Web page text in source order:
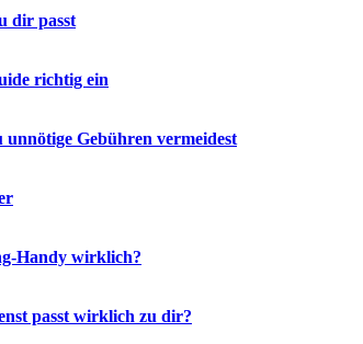
dir passt
richtig ein
Gebühren vermeidest
Handy wirklich?
passt wirklich zu dir?